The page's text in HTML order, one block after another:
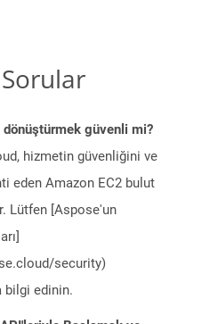
dönüştürmek güvenli mi?
hizmetin güvenliğini ve
eden Amazon EC2 bulut
Lütfen [Aspose'un
security)
bilgi edinin.